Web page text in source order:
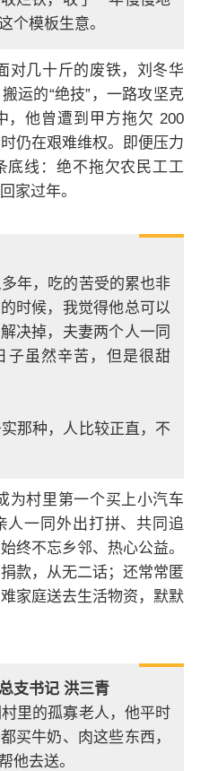
个模板生意。
几十斤的废铁，刘冬华
运的“绝技”，一路攻坚克
，他曾遭到甲方拖欠 200
仍在艰难维权。即便压力
底线：绝不拖欠农民工工
家过年。
年，吃的苦受的累也非
时候，我觉得他总可以
决掉，夫妻两个人一同
子虽然辛苦，但是很甜
那种，人比较正直，不
为村里第一个买上小汽车
人一同外出打拼、共同追
终不忘乡邻、热心公益。
款，从无二话；还常常匿
家庭送去生活物资，默默
支书记 洪三青
里的孤寡老人，他平时
买牛奶、肉这些东西，
他去送。